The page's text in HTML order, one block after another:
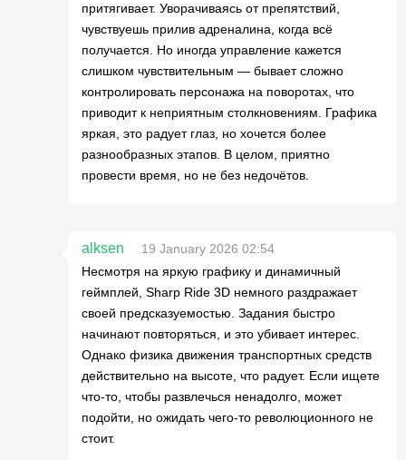
притягивает. Уворачиваясь от препятствий,
чувствуешь прилив адреналина, когда всё
получается. Но иногда управление кажется
слишком чувствительным — бывает сложно
контролировать персонажа на поворотах, что
приводит к неприятным столкновениям. Графика
яркая, это радует глаз, но хочется более
разнообразных этапов. В целом, приятно
провести время, но не без недочётов.
alksen
19 January 2026 02:54
Несмотря на яркую графику и динамичный
геймплей, Sharp Ride 3D немного раздражает
своей предсказуемостью. Задания быстро
начинают повторяться, и это убивает интерес.
Однако физика движения транспортных средств
действительно на высоте, что радует. Если ищете
что-то, чтобы развлечься ненадолго, может
подойти, но ожидать чего-то революционного не
стоит.